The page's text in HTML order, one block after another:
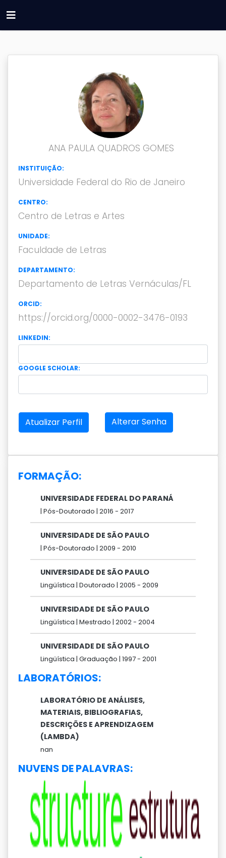
ANA PAULA QUADROS GOMES
INSTITUIÇÃO:
Universidade Federal do Rio de Janeiro
CENTRO:
Centro de Letras e Artes
UNIDADE:
Faculdade de Letras
DEPARTAMENTO:
Departamento de Letras Vernáculas/FL
ORCID:
https://orcid.org/0000-0002-3476-0193
LINKEDIN:
GOOGLE SCHOLAR:
Atualizar Perfil Alterar Senha
FORMAÇÃO:
UNIVERSIDADE FEDERAL DO PARANÁ
| Pós-Doutorado | 2016 - 2017
UNIVERSIDADE DE SÃO PAULO
| Pós-Doutorado | 2009 - 2010
UNIVERSIDADE DE SÃO PAULO
Lingüística | Doutorado | 2005 - 2009
UNIVERSIDADE DE SÃO PAULO
Lingüística | Mestrado | 2002 - 2004
UNIVERSIDADE DE SÃO PAULO
Lingüística | Graduação | 1997 - 2001
LABORATÓRIOS:
LABORATÓRIO DE ANÁLISES,
MATERIAIS, BIBLIOGRAFIAS,
DESCRIÇÕES E APRENDIZAGEM
(LAMBDA)
nan
NUVENS DE PALAVRAS: